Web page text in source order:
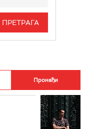
БЕОГРАД 3
РОКЕНРОЛЕР